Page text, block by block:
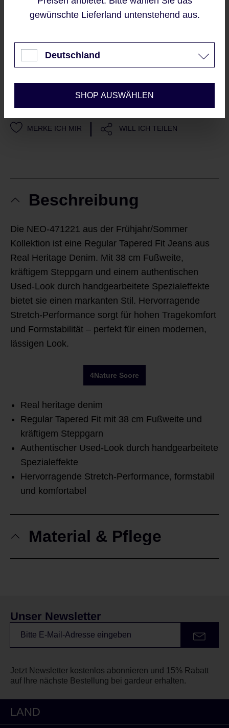
Nutzungsbedingungen.
Mit dem Senden Ihrer E-
automatisch mit unserenAGBs
und Datenschutzrichtlinien
einverstanden
MERKE ICH MIR | WILL ICH TEILEN
Beschreibung
Die NEO-471221 aus der Frühjahr/Sommer
Kollektion ist eine Regular Tapered Fit Jeans aus
Real Heritage Denim. Mit 38 cm Fußweite,
kräftigem Steppgarn und einem authentischen
Used-Look durch handgearbeitete Spezialeffekte
bietet sie einen markanten Stil. Hervorragende
Stretch-Performance sorgt für hohen Tragekomfort
und Formstabilität – perfekt für einen modernen,
lässigen Look.
4Nature Score
Real heritage denim
Regular Tapered Fit mit 38 cm Fußweite und
kräftigem Steppgarn
Authentischer Used-Look durch handgearbeitete
Spezialeffekte
Hervorragende Stretch-Performance, formstabil
und komfortabel
Material & Pflege
Unser Newsletter
Jetzt Newsletter kostenlos abonnieren und 15% Rabatt
auf Ihre nächste Bestellung bei gardeur erhalten.
LAND
gewünschte Lieferland untenstehend aus.
Deutschland
SHOP AUSWÄHLEN